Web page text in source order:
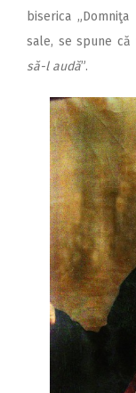
biserica
sale, se spune că
să-l audă”.